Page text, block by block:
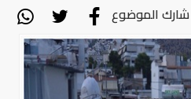
شارك الموضوع